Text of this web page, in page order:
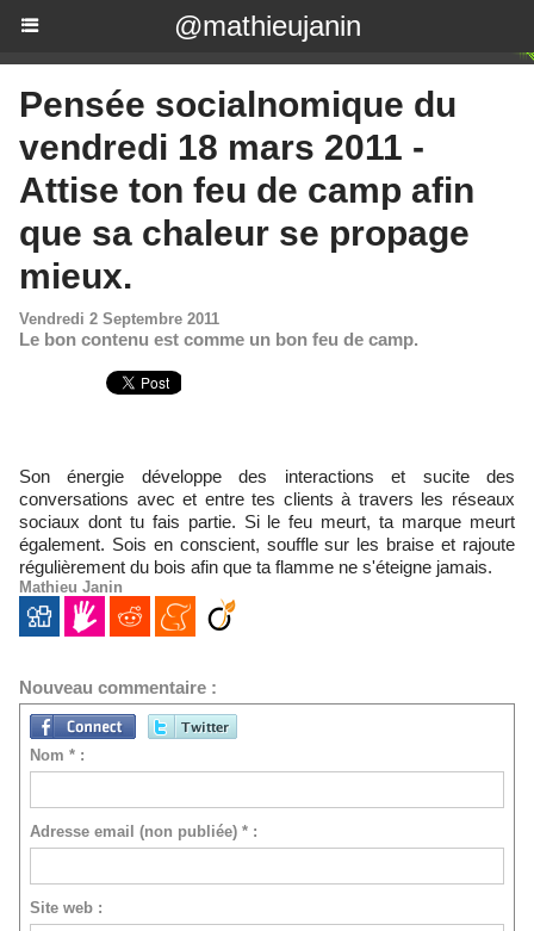
@mathieujanin
Pensée socialnomique du
vendredi 18 mars 2011 -
Attise ton feu de camp afin
que sa chaleur se propage
mieux.
Vendredi 2 Septembre 2011
Le bon contenu est comme un bon feu de camp.
Son énergie développe des interactions et sucite des
conversations avec et entre tes clients à travers les réseaux
sociaux dont tu fais partie. Si le feu meurt, ta marque meurt
également. Sois en conscient, souffle sur les braise et rajoute
régulièrement du bois afin que ta flamme ne s'éteigne jamais.
Mathieu Janin
Nouveau commentaire :
Nom * :
Adresse email (non publiée) * :
Site web :